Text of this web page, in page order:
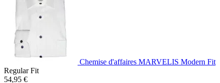
Chemise d'affaires MARVELIS Modern Fit
Regular Fit
54,95 €